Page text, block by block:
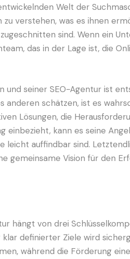
Welt der
verstehen, was es ihnen
sind. Wenn ein
das in der Lage ist, die
und seiner SEO-Agentur ist
anderen schätzen, ist es
Lösungen, die
einbezieht, kann es seine
leicht auffindbar sind.
gemeinsame Vision für den
hängt von drei
definierter Ziele wird
während die Förderung